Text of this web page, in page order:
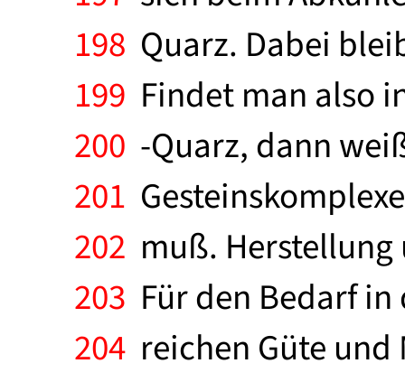
198 Quarz. Dabei
199 Findet man also
200 -Quarz, dann
201
202 muß.
203 Für den Bedarf
204 reichen Güte